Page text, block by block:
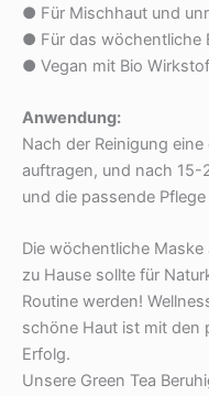
● Für Mischhaut und
● Für das wöchentliche
● Vegan mit Bio
Anwendung:
Nach der Reinigung
auftragen, und nach 15-
und die passende
Die wöchentliche
zu Hause sollte für
Routine werden!
schöne Haut ist mit den
Erfolg.
Unsere Green Tea